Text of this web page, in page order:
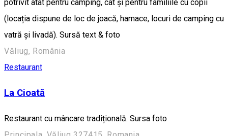
potrivit atât pentru camping, cât și pentru familiile cu copii
(locația dispune de loc de joacă, hamace, locuri de camping cu
vatră și livadă). Sursă text & foto
Văliug, România
Restaurant
La Cioată
Restaurant cu mâncare tradițională. Sursa foto